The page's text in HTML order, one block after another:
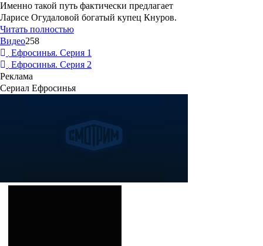
Именно такой путь фактически предлагает
Ларисе Огудаловой богатый купец Кнуров.
Читать полностью
Видео258
Ефросинья. Серия 1
Ефросинья. Серия 2
Реклама
Сериал Ефросинья